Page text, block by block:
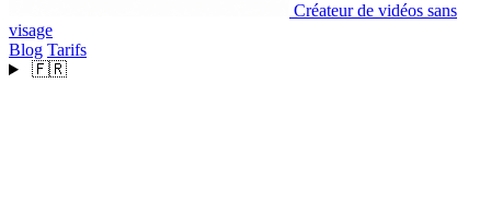
Créateur de vidéos sans
visage
Blog Tarifs
🇫🇷